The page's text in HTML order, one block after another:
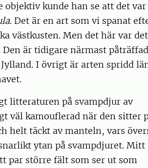
kunde han se att det var
. Det är en art som vi spanat
västkusten. Men det här var
är tidigare närmast
I övrigt är arten spridd
litteraturen på svampdjur av
väl kamouflerad när den sitter
helt täckt av manteln, vars
ytan på svampdjuret. Mitt
par större fält som ser ut som